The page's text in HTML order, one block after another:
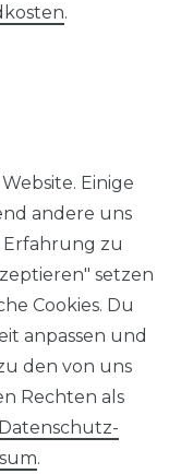
Einige
andere uns
Erfahrung zu
setzen
Cookies. Du
anpassen und
den von uns
Rechten als
Daten­schutz­
.
.
AGB
Widerrufs­recht